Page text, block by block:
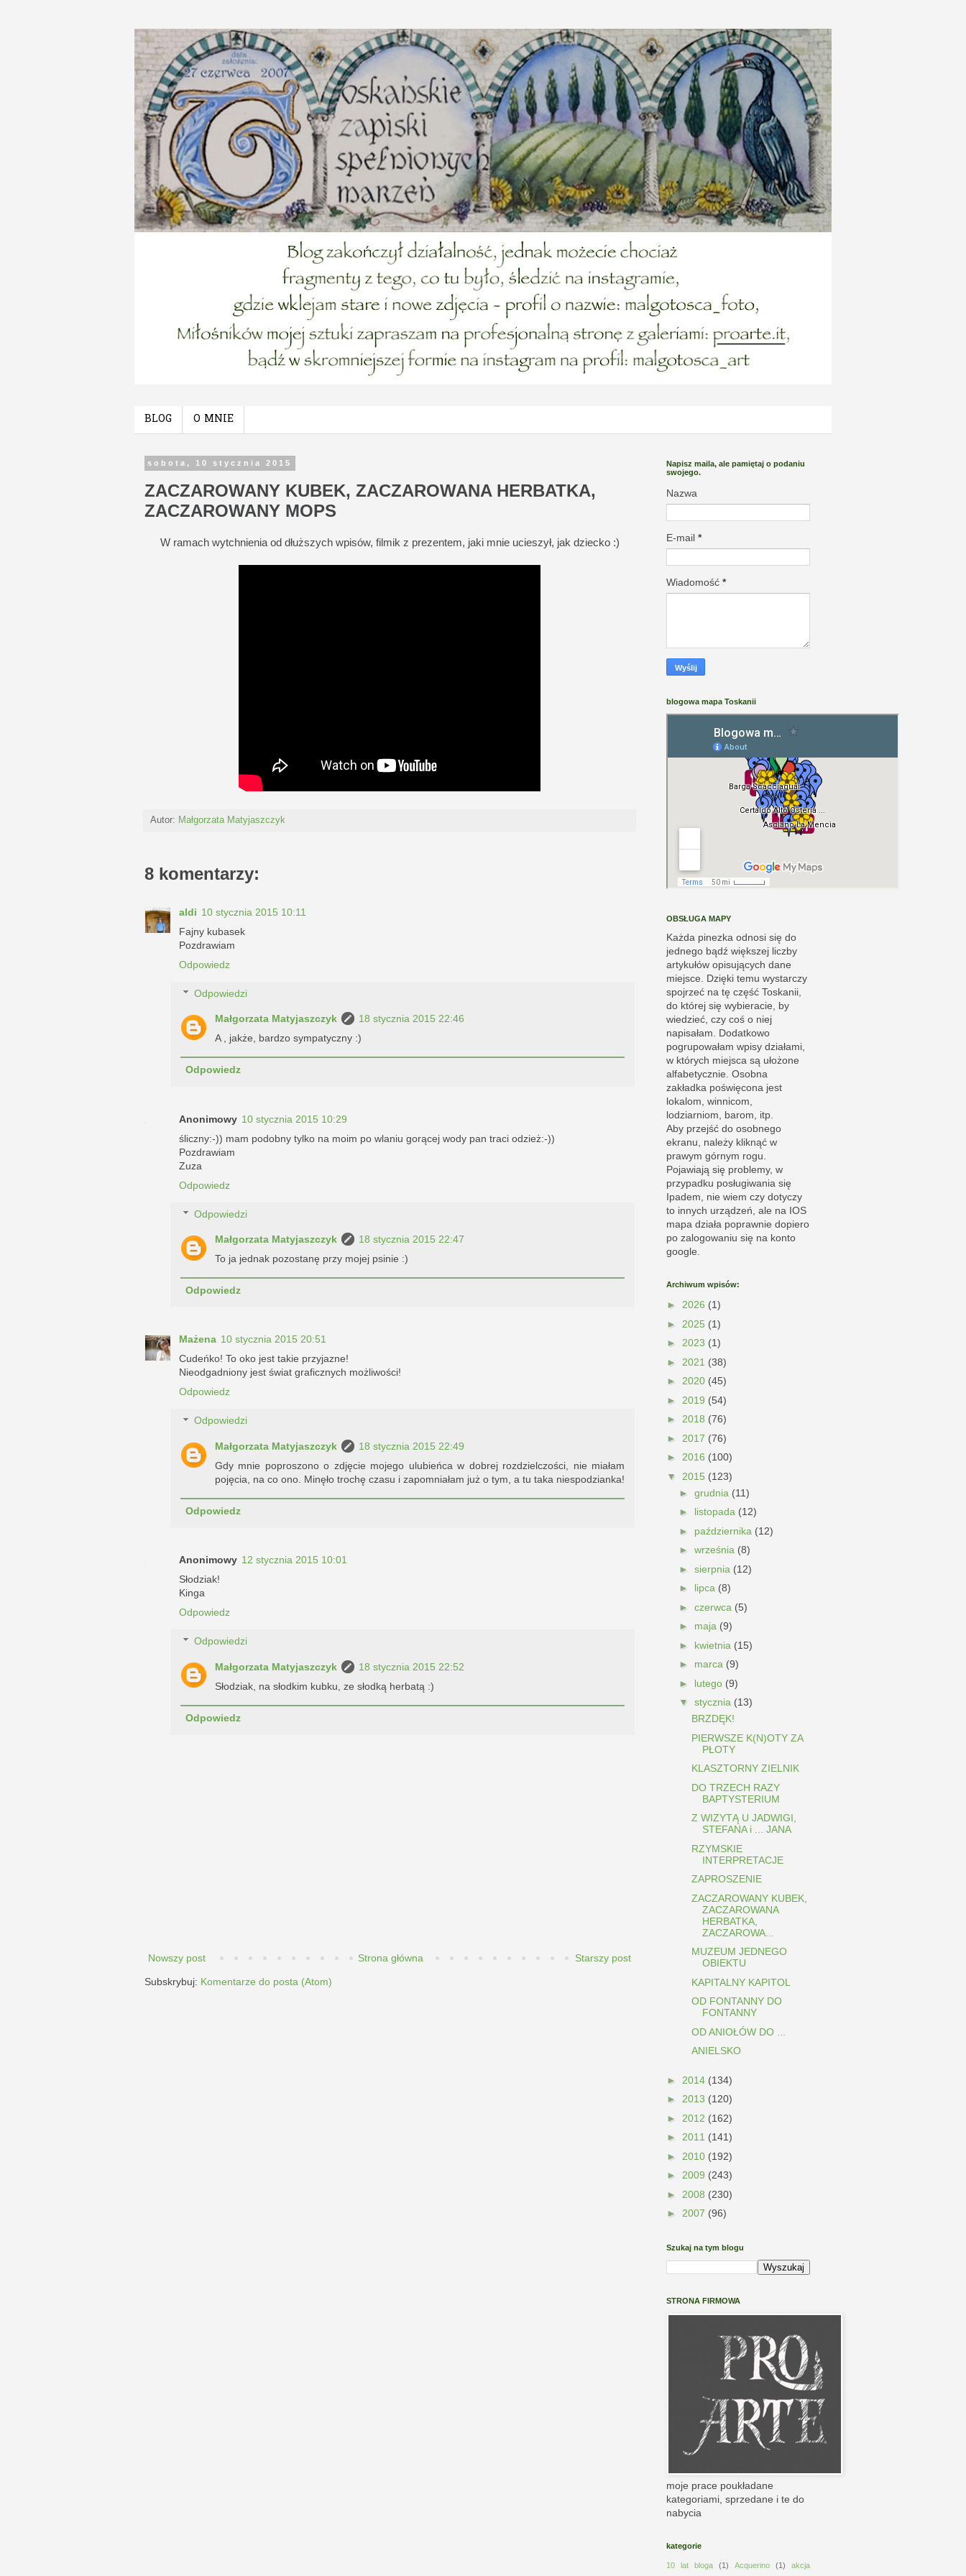
BLOG O MNIE
sobota, 10 stycznia 2015
ZACZAROWANY KUBEK, ZACZAROWANA HERBATKA,
ZACZAROWANY MOPS
W ramach wytchnienia od dłuższych wpisów, filmik z prezentem, jaki mnie ucieszył, jak dziecko :)
Autor: Małgorzata Matyjaszczyk
8 komentarzy:
aldi 10 stycznia 2015 10:11
Fajny kubasek
Pozdrawiam
Odpowiedz
Odpowiedzi
Małgorzata Matyjaszczyk
18 stycznia 2015 22:46
A , jakże, bardzo sympatyczny :)
Odpowiedz
Anonimowy 10 stycznia 2015 10:29
śliczny:-)) mam podobny tylko na moim po wlaniu gorącej wody pan traci odzież:-))
Pozdrawiam
Zuza
Odpowiedz
Odpowiedzi
Małgorzata Matyjaszczyk
18 stycznia 2015 22:47
To ja jednak pozostanę przy mojej psinie :)
Odpowiedz
Mażena 10 stycznia 2015 20:51
Cudeńko! To oko jest takie przyjazne!
Nieodgadniony jest świat graficznych możliwości!
Odpowiedz
Odpowiedzi
Małgorzata Matyjaszczyk
18 stycznia 2015 22:49
Gdy mnie poproszono o zdjęcie mojego ulubieńca w dobrej rozdzielczości, nie miałam
pojęcia, na co ono. Minęło trochę czasu i zapomniałam już o tym, a tu taka niespodzianka!
Odpowiedz
Anonimowy 12 stycznia 2015 10:01
Słodziak!
Kinga
Odpowiedz
Odpowiedzi
Małgorzata Matyjaszczyk
18 stycznia 2015 22:52
Słodziak, na słodkim kubku, ze słodką herbatą :)
Odpowiedz
Nowszy post Starszy post
Strona główna
Subskrybuj: Komentarze do posta (Atom)
Napisz maila, ale pamiętaj o podaniu
swojego.
Nazwa
E-mail *
Wiadomość *
blogowa mapa Toskanii
OBSŁUGA MAPY
Każda pinezka odnosi się do
jednego bądź większej liczby
artykułów opisujących dane
miejsce. Dzięki temu wystarczy
spojrzeć na tę część Toskanii,
do której się wybieracie, by
wiedzieć, czy coś o niej
napisałam. Dodatkowo
pogrupowałam wpisy działami,
w których miejsca są ułożone
alfabetycznie. Osobna
zakładka poświęcona jest
lokalom, winnicom,
lodziarniom, barom, itp.
Aby przejść do osobnego
ekranu, należy kliknąć w
prawym górnym rogu.
Pojawiają się problemy, w
przypadku posługiwania się
Ipadem, nie wiem czy dotyczy
to innych urządzeń, ale na IOS
mapa działa poprawnie dopiero
po zalogowaniu się na konto
google.
Archiwum wpisów:
► 2026 (1)
► 2025 (1)
► 2023 (1)
► 2021 (38)
► 2020 (45)
► 2019 (54)
► 2018 (76)
► 2017 (76)
► 2016 (100)
▼ 2015 (123)
► grudnia (11)
► listopada (12)
► października (12)
► września (8)
► sierpnia (12)
► lipca (8)
► czerwca (5)
► maja (9)
► kwietnia (15)
► marca (9)
► lutego (9)
▼ stycznia (13)
BRZDĘK!
PIERWSZE K(N)OTY ZA
PŁOTY
KLASZTORNY ZIELNIK
DO TRZECH RAZY
BAPTYSTERIUM
Z WIZYTĄ U JADWIGI,
STEFANA i ... JANA
RZYMSKIE
INTERPRETACJE
ZAPROSZENIE
ZACZAROWANY KUBEK,
ZACZAROWANA
HERBATKA,
ZACZAROWA...
MUZEUM JEDNEGO
OBIEKTU
KAPITALNY KAPITOL
OD FONTANNY DO
FONTANNY
OD ANIOŁÓW DO ...
ANIELSKO
► 2014 (134)
► 2013 (120)
► 2012 (162)
► 2011 (141)
► 2010 (192)
► 2009 (243)
► 2008 (230)
► 2007 (96)
Szukaj na tym blogu
STRONA FIRMOWA
moje prace poukładane
kategoriami, sprzedane i te do
nabycia
kategorie
10 lat bloga (1) Acquerino (1)
akcja